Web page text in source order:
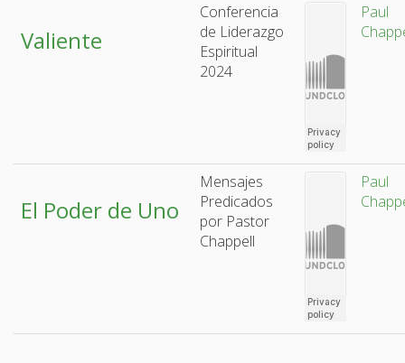
Valiente
Conferencia
de Liderazgo
Espiritual
2024
Paul
El Poder de Uno
Mensajes
Predicados
por Pastor
Chappell
Paul